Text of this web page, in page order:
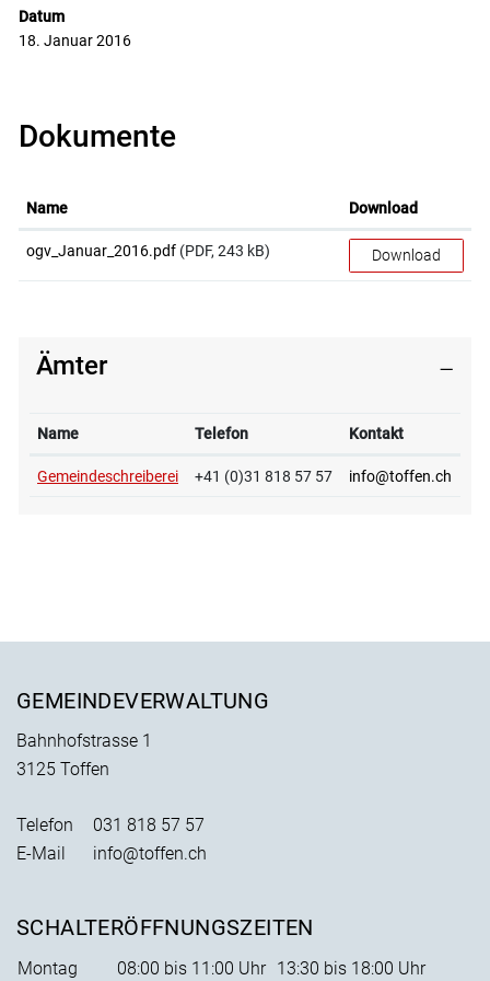
Datum
18. Januar 2016
Dokumente
Name Download
ogv_Januar_2016.pdf (PDF, 243 kB) Download
Ämter
Name Telefon Kontakt
Gemeindeschreiberei +41 (0)31 818 57 57 info@toffen.ch
Fusszeile
GEMEINDEVERWALTUNG
Bahnhofstrasse 1
3125 Toffen
Telefon
031 818 57 57
E-Mail
info@toffen.ch
SCHALTERÖFFNUNGSZEITEN
Montag 08:00 bis 11:00 Uhr 13:30 bis 18:00 Uhr